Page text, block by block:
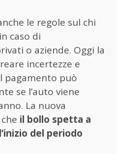
le regole sul chi
caso di
o aziende. Oggi la
incertezze e
pagamento può
se l’auto viene
La nuova
il bollo spetta a
del periodo